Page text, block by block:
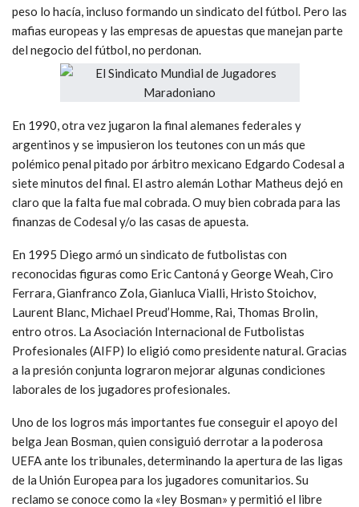
peso lo hacía, incluso formando un sindicato del fútbol. Pero las
mafias europeas y las empresas de apuestas que manejan parte
del negocio del fútbol, no perdonan.
En 1990, otra vez jugaron la final alemanes federales y
argentinos y se impusieron los teutones con un más que
polémico penal pitado por árbitro mexicano Edgardo Codesal a
siete minutos del final. El astro alemán Lothar Matheus dejó en
claro que la falta fue mal cobrada. O muy bien cobrada para las
finanzas de Codesal y/o las casas de apuesta.
En 1995 Diego armó un sindicato de futbolistas con
reconocidas figuras como Eric Cantoná y George Weah, Ciro
Ferrara, Gianfranco Zola, Gianluca Vialli, Hristo Stoichov,
Laurent Blanc, Michael Preud’Homme, Rai, Thomas Brolin,
entro otros. La Asociación Internacional de Futbolistas
Profesionales (AIFP) lo eligió como presidente natural. Gracias
a la presión conjunta lograron mejorar algunas condiciones
laborales de los jugadores profesionales.
Uno de los logros más importantes fue conseguir el apoyo del
belga Jean Bosman, quien consiguió derrotar a la poderosa
UEFA ante los tribunales, determinando la apertura de las ligas
de la Unión Europea para los jugadores comunitarios. Su
reclamo se conoce como la «ley Bosman» y permitió el libre